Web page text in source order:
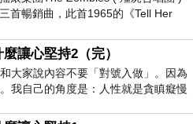
首暢銷曲，此首1965的《Tell Her
之一，在告示牌百大單曲
讓心堅持2（完）
大家說內容不要「對號入做」。因為
我自己的角度是：人性就是貪瞋癡慢